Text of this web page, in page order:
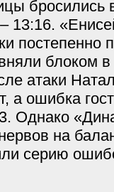
бросились
13:16.
постепенно
блоком
атаки
а ошибка
Однако
на
серию